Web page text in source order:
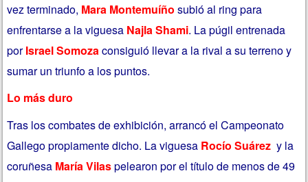
vez terminado, Mara Montemuíño subió al ring para
enfrentarse a la viguesa Najla Shami. La púgil entrenada
porIsrael Somoza consiguió llevar a la rival a su terreno y
sumar un triunfo a los puntos.
Lo más duro
Tras los combates de exhibición, arrancó el Campeonato
Gallego propiamente dicho. La viguesa Rocío Suárez y la
coruñesa María Vilaspelearon por el título de menos de 49